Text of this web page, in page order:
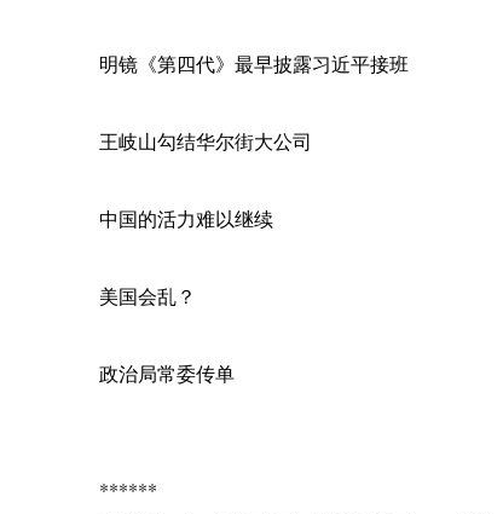
明镜《第四代》最早披露习近平接班
王岐山勾结华尔街大公司
中国的活力难以继续
美国会乱？
政治局常委传单
******